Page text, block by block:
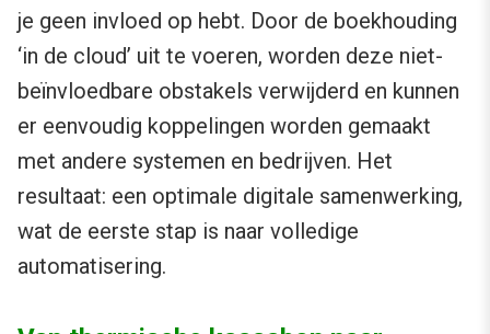
je geen invloed op hebt. Door de boekhouding
‘in de cloud’ uit te voeren, worden deze niet-
beïnvloedbare obstakels verwijderd en kunnen
er eenvoudig koppelingen worden gemaakt
met andere systemen en bedrijven. Het
resultaat: een optimale digitale samenwerking,
wat de eerste stap is naar volledige
automatisering.